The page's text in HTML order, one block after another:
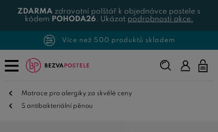
ZDARMA zdravotní polštář k objednávce postele s
kódem POHODA26. Ukázat podrobnosti akce.
Více než 500 produktů skladem
Napište,
co
Matrace pro alergiky za skvělé ceny
S antibakteriální pěnou